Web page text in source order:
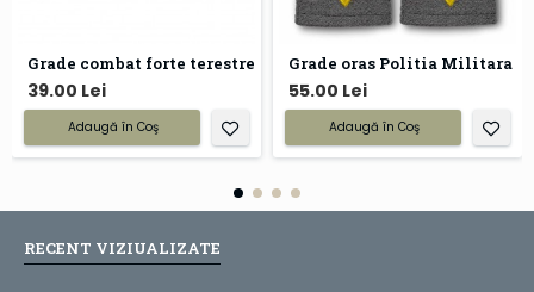
Grade combat forte terestre
39.00 Lei
Adaugă în Coş
Grade oras Politia Militara
55.00 Lei
Adaugă în Coş
RECENT VIZIUALIZATE